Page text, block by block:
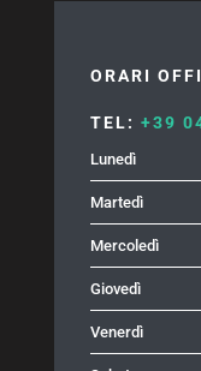
ORARI
TEL: +39
Lunedì
Martedì
Mercoledì
Giovedì
Venerdì